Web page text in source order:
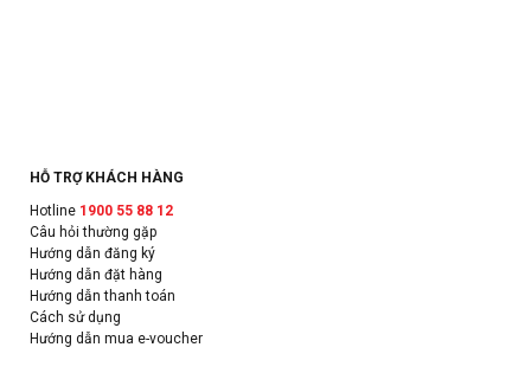
HỖ TRỢ KHÁCH HÀNG
Hotline 1900 55 88 12
Câu hỏi thường gặp
Hướng dẫn đăng ký
Hướng dẫn đặt hàng
Hướng dẫn thanh toán
Cách sử dụng
Hướng dẫn mua e-voucher